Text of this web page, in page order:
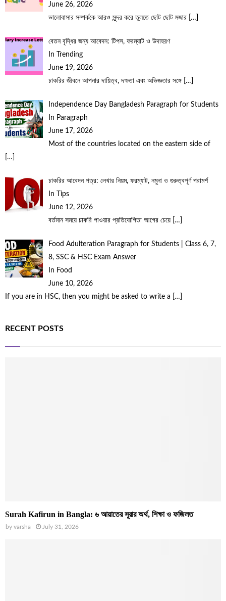
June 26, 2026
ভালোবাসার সম্পর্ককে আরও সুন্দর করে তুলতে ছোট ছোট মজার […]
বেতন বৃদ্ধির জন্য আবেদন: টিপস, ফরম্যাট ও উদাহরণ
In Trending
June 19, 2026
চাকরির জীবনে আপনার দায়িত্ব, দক্ষতা এবং অভিজ্ঞতার সঙ্গে […]
Independence Day Bangladesh Paragraph for Students
In Paragraph
June 17, 2026
Most of the countries located on the eastern side of
[…]
চাকরির আবেদন পত্র: লেখার নিয়ম, ফরম্যাট, নমুনা ও গুরুত্বপূর্ণ পরামর্শ
In Tips
June 12, 2026
বর্তমান সময়ে চাকরি পাওয়ার প্রতিযোগিতা আগের চেয়ে […]
Food Adulteration Paragraph for Students | Class 6, 7,
8, SSC & HSC Exam Answer
In Food
June 10, 2026
If you are in HSC, then you might be asked to write a
[…]
RECENT POSTS
Surah Kafirun in Bangla: ৬ আয়াতের সূরার অর্থ, শিক্ষা ও ফজিলত
by varsha July 31, 2026